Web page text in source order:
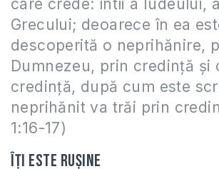
care crede: întîi a Iudeului,
Grecului; deoarece în ea
descoperită o neprihănire,
Dumnezeu, prin credinţă şi
credinţă, după cum este
neprihănit va trăi prin
1:16-17)
Îți este rușine